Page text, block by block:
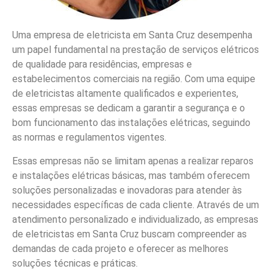
Uma empresa de eletricista em Santa Cruz desempenha
um papel fundamental na prestação de serviços elétricos
de qualidade para residências, empresas e
estabelecimentos comerciais na região. Com uma equipe
de eletricistas altamente qualificados e experientes,
essas empresas se dedicam a garantir a segurança e o
bom funcionamento das instalações elétricas, seguindo
as normas e regulamentos vigentes.
Essas empresas não se limitam apenas a realizar reparos
e instalações elétricas básicas, mas também oferecem
soluções personalizadas e inovadoras para atender às
necessidades específicas de cada cliente. Através de um
atendimento personalizado e individualizado, as empresas
de eletricistas em Santa Cruz buscam compreender as
demandas de cada projeto e oferecer as melhores
soluções técnicas e práticas.